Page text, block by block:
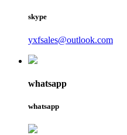
skype
yxfsales@outlook.com
whatsapp
whatsapp